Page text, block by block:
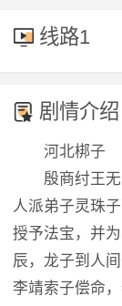
线路1
剧情介绍
河北梆子
殷商纣王无
人派弟子灵珠
授予法宝，并
辰，龙子到人
李靖索子偿命